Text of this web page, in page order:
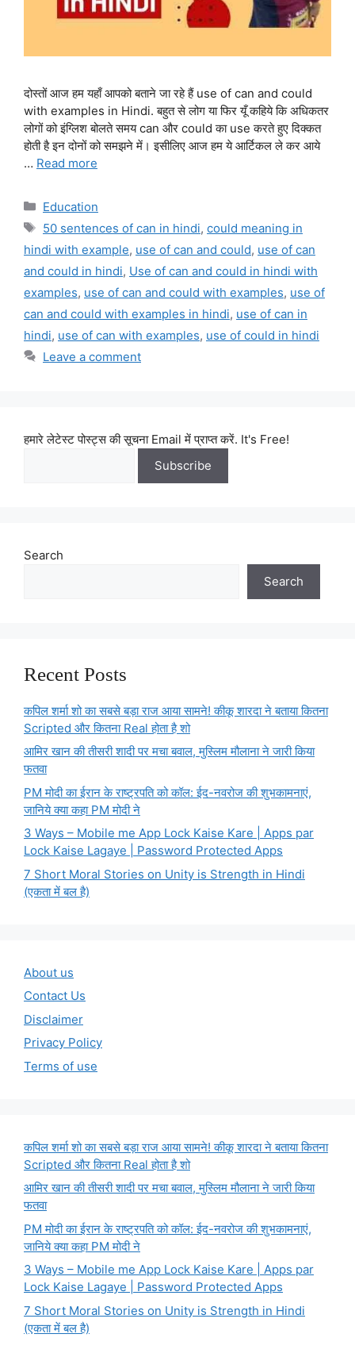
दोस्तों आज हम यहाँ आपको बताने जा रहे हैं use of can and could
with examples in Hindi. बहुत से लोग या फिर यूँ कहिये कि अधिकतर
लोगों को इंग्लिश बोलते समय can और could का use करते हुए दिक्कत
होती है इन दोनों को समझने में। इसीलिए आज हम ये आर्टिकल ले कर आये
… Read more
Categories
Education
Tags
50 sentences of can in hindi, could meaning in
hindi with example, use of can and could, use of can
and could in hindi, Use of can and could in hindi with
examples, use of can and could with examples, use of
can and could with examples in hindi, use of can in
hindi, use of can with examples, use of could in hindi
Leave a comment
हमारे लेटेस्ट पोस्ट्स की सूचना Email में प्राप्त करें. It's Free!
Search
Search
Recent Posts
कपिल शर्मा शो का सबसे बड़ा राज आया सामने! कीकू शारदा ने बताया कितना
Scripted और कितना Real होता है शो
आमिर खान की तीसरी शादी पर मचा बवाल, मुस्लिम मौलाना ने जारी किया
फतवा
PM मोदी का ईरान के राष्ट्रपति को कॉल: ईद-नवरोज की शुभकामनाएं,
जानिये क्या कहा PM मोदी ने
3 Ways – Mobile me App Lock Kaise Kare | Apps par
Lock Kaise Lagaye | Password Protected Apps
7 Short Moral Stories on Unity is Strength in Hindi
(एकता में बल है)
About us
Contact Us
Disclaimer
Privacy Policy
Terms of use
कपिल शर्मा शो का सबसे बड़ा राज आया सामने! कीकू शारदा ने बताया कितना
Scripted और कितना Real होता है शो
आमिर खान की तीसरी शादी पर मचा बवाल, मुस्लिम मौलाना ने जारी किया
फतवा
PM मोदी का ईरान के राष्ट्रपति को कॉल: ईद-नवरोज की शुभकामनाएं,
जानिये क्या कहा PM मोदी ने
3 Ways – Mobile me App Lock Kaise Kare | Apps par
Lock Kaise Lagaye | Password Protected Apps
7 Short Moral Stories on Unity is Strength in Hindi
(एकता में बल है)